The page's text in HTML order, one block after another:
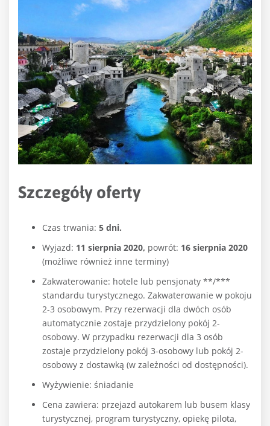
Szczegóły oferty
Czas trwania: 5 dni.
Wyjazd: 11 sierpnia 2020, powrót: 16 sierpnia 2020
(możliwe również inne terminy)
Zakwaterowanie: hotele lub pensjonaty **/***
standardu turystycznego. Zakwaterowanie w pokoju
2-3 osobowym. Przy rezerwacji dla dwóch osób
automatycznie zostaje przydzielony pokój 2-
osobowy. W przypadku rezerwacji dla 3 osób
zostaje przydzielony pokój 3-osobowy lub pokój 2-
osobowy z dostawką (w zależności od dostępności).
Wyżywienie: śniadanie
Cena zawiera: przejazd autokarem lub busem klasy
turystycznej, program turystyczny, opiekę pilota,